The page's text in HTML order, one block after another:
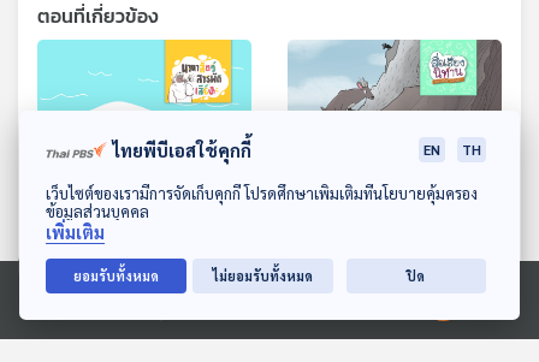
ดาวน์โหลด Thai PBS Podcast Application
Ⓒ 2020 องค์การกระจายเสียงและแพร่ภาพสาธารณะแห่งประเทศไทย
ตอนที่เกี่ยวข้อง
EP. 233: ดาวทะเล กับความ
นานาสัตว์สารพัดเสียง
เจอเลียงผาที่หน้าผา
สื่อเสียงนิทาน : นิทานเด็กเล็ก
ไทยพีบีเอสใช้คุกกี้ EN TH
เว็บไซต์ของเรามีการจัดเก็บคุกกี้ โปรดศึกษาเพิ่มเติมที่นโยบายคุ้มครอง
ข้อมูลส่วนบุคคล
เพิ่มเติม
ยอมรับทั้งหมด ไม่ยอมรับทั้งหมด ปิด